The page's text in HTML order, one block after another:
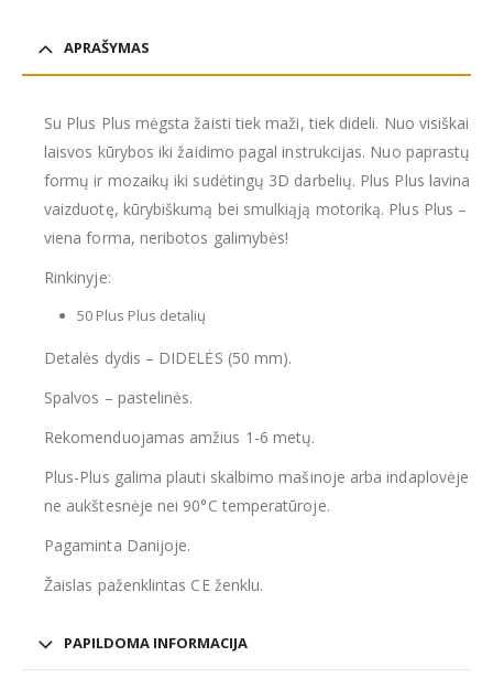
APRAŠYMAS
Su Plus Plus mėgsta žaisti tiek maži, tiek dideli. Nuo visiškai
laisvos kūrybos iki žaidimo pagal instrukcijas. Nuo paprastų
formų ir mozaikų iki sudėtingų 3D darbelių. Plus Plus lavina
vaizduotę, kūrybiškumą bei smulkiąją motoriką. Plus Plus –
viena forma, neribotos galimybės!
Rinkinyje:
50 Plus Plus detalių
Detalės dydis – DIDELĖS (50 mm).
Spalvos – pastelinės.
Rekomenduojamas amžius 1-6 metų.
Plus-Plus galima plauti skalbimo mašinoje arba indaplovėje
ne aukštesnėje nei 90°C temperatūroje.
Pagaminta Danijoje.
Žaislas paženklintas CE ženklu.
PAPILDOMA INFORMACIJA